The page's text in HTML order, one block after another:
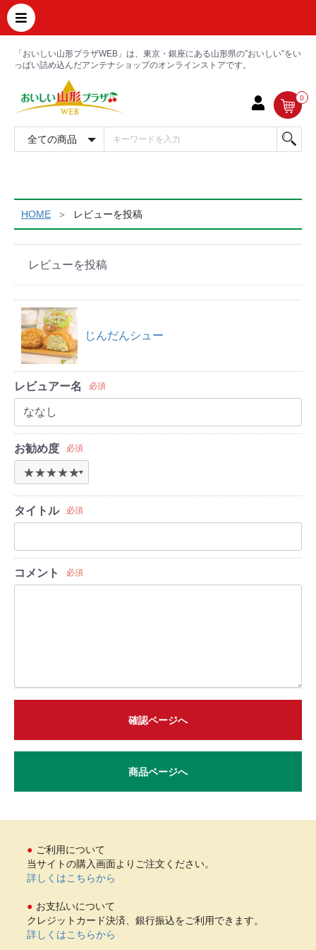
「おいしい山形プラザWEB」は、東京・銀座にある山形県の”おいしい”をい
っぱい詰め込んだアンテナショップのオンラインストアです。
0
HOME レビューを投稿
レビューを投稿
じんだんシュー
レビュアー名 必須
お勧め度 必須
タイトル 必須
コメント 必須
確認ページへ
商品ページへ
ご利用について
当サイトの購入画面よりご注文ください。
詳しくはこちらから
お支払いについて
クレジットカード決済、銀行振込をご利用できます。
詳しくはこちらから